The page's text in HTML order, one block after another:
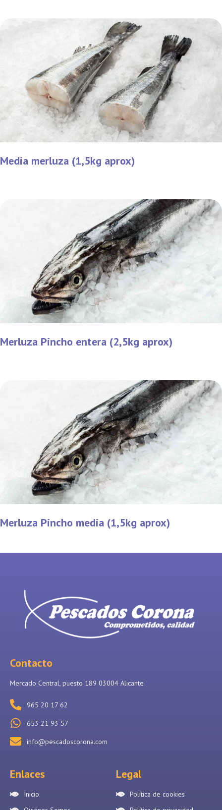
Media merluza (1,5kg aprox)
Merluza Pincho entera (2,5kg aprox)
Merluza Pincho media (1,5kg aprox)
Contacto
Mercado Central, puesto 189 03004 Alicante
965 20 17 62
653 21 93 57
info@pescadoscorona.com
Enlaces
Inicio
Legal
Política de cookies